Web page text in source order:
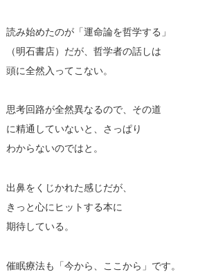
読み始めたのが「運命論を哲学する」
（明石書店）だが、哲学者の話しは
頭に全然入ってこない。
思考回路が全然異なるので、その道
に精通していないと、さっぱり
わからないのではと。
出鼻をくじかれた感じだが、
きっと心にヒットする本に
期待している。
催眠療法も「今から、ここから」です。